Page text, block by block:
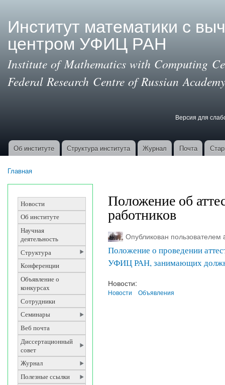
Институт математики с
центром УФИЦ РАН
Institute of Mathematics with Computing
Federal Research Centre of Russian
Версия для
Основные ссылки
Об институте Структура института Журнал Почта
Главная
Новости
Об институте
Научная
деятельность
Структура
Конференции
Объявление о
конкурсах
Сотрудники
Семинары
Веб почта
Диссертационный
совет
Журнал
Полезные ссылки
Положение об
работников
Опубликован пользователем
Положение о проведении
УФИЦ РАН, занимающих
Новости:
Новости Объявления